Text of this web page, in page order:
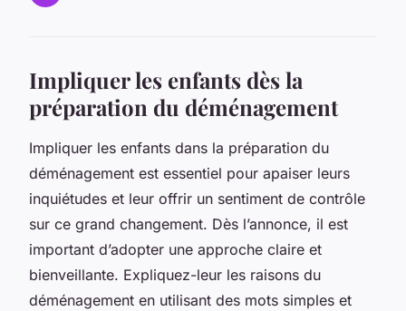
Impliquer les enfants dès la
préparation du déménagement
Impliquer les enfants dans la préparation du
déménagement est essentiel pour apaiser leurs
inquiétudes et leur offrir un sentiment de contrôle
sur ce grand changement. Dès l’annonce, il est
important d’adopter une approche claire et
bienveillante. Expliquez-leur les raisons du
déménagement en utilisant des mots simples et